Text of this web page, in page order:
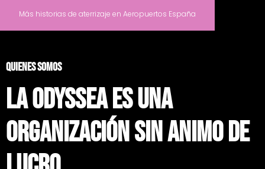
Más historias de aterrizaje en Aeropuertos España
QUIENES SOMOS
la odyssea es una
Organización sin animo de